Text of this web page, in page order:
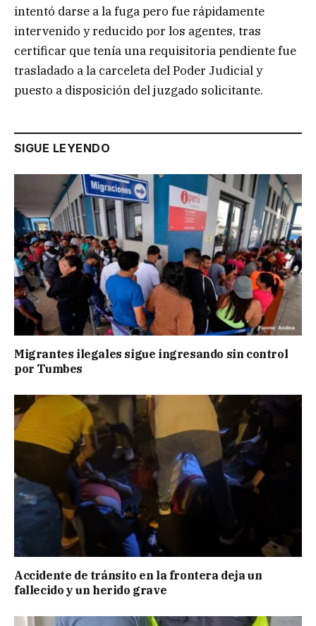
intentó darse a la fuga pero fue rápidamente
intervenido y reducido por los agentes, tras
certificar que tenía una requisitoria pendiente fue
trasladado a la carceleta del Poder Judicial y
puesto a disposición del juzgado solicitante.
SIGUE LEYENDO
Migrantes ilegales sigue ingresando sin control
por Tumbes
Accidente de tránsito en la frontera deja un
fallecido y un herido grave